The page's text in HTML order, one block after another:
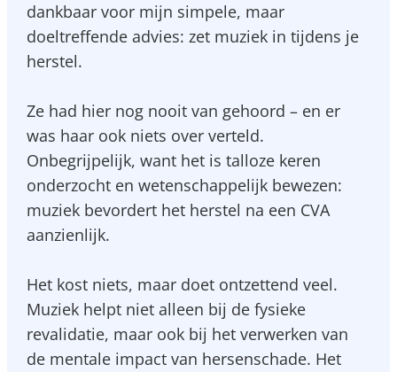
dankbaar voor mijn simpele, maar
doeltreffende advies: zet muziek in tijdens je
herstel.
Ze had hier nog nooit van gehoord – en er
was haar ook niets over verteld.
Onbegrijpelijk, want het is talloze keren
onderzocht en wetenschappelijk bewezen:
muziek bevordert het herstel na een CVA
aanzienlijk.
Het kost niets, maar doet ontzettend veel.
Muziek helpt niet alleen bij de fysieke
revalidatie, maar ook bij het verwerken van
de mentale impact van hersenschade. Het